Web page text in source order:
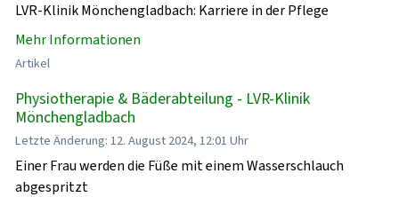
LVR-Klinik Mönchengladbach: Karriere in der Pflege
Mehr Informationen
Artikel
Physiotherapie & Bäderabteilung - LVR-Klinik
Mönchengladbach
Letzte Änderung: 12. August 2024, 12:01 Uhr
Einer Frau werden die Füße mit einem Wasserschlauch
abgespritzt